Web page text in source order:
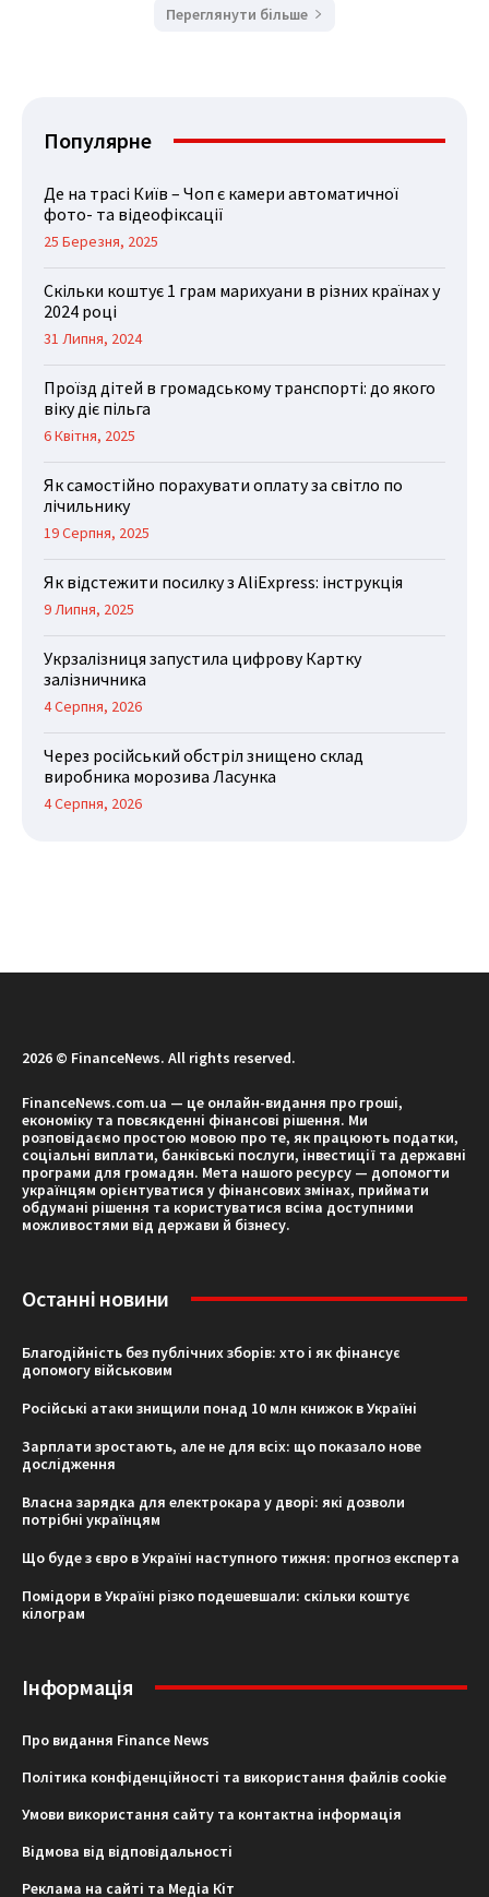
Переглянути більше
Популярне
Де на трасі Київ – Чоп є камери автоматичної
фото- та відеофіксації
25 Березня, 2025
Скільки коштує 1 грам марихуани в різних країнах у
2024 році
31 Липня, 2024
Проїзд дітей в громадському транспорті: до якого
віку діє пільга
6 Квітня, 2025
Як самостійно порахувати оплату за світло по
лічильнику
19 Серпня, 2025
Як відстежити посилку з AliExpress: інструкція
9 Липня, 2025
Укрзалізниця запустила цифрову Картку
залізничника
4 Серпня, 2026
Через російський обстріл знищено склад
виробника морозива Ласунка
4 Серпня, 2026
2026 © FinanceNews. All rights reserved.
FinanceNews.com.ua — це онлайн-видання про гроші,
економіку та повсякденні фінансові рішення. Ми
розповідаємо простою мовою про те, як працюють податки,
соціальні виплати, банківські послуги, інвестиції та державні
програми для громадян. Мета нашого ресурсу — допомогти
українцям орієнтуватися у фінансових змінах, приймати
обдумані рішення та користуватися всіма доступними
можливостями від держави й бізнесу.
Останні новини
Благодійність без публічних зборів: хто і як фінансує
допомогу військовим
Російські атаки знищили понад 10 млн книжок в Україні
Зарплати зростають, але не для всіх: що показало нове
дослідження
Власна зарядка для електрокара у дворі: які дозволи
потрібні українцям
Що буде з євро в Україні наступного тижня: прогноз експерта
Помідори в Україні різко подешевшали: скільки коштує
кілограм
Інформація
Про видання Finance News
Політика конфіденційності та використання файлів cookie
Умови використання сайту та контактна інформація
Відмова від відповідальності
Реклама на сайті та Медіа Кіт